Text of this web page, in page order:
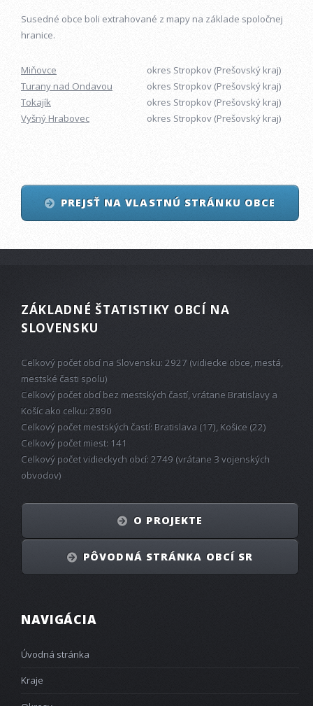
Susedné obce boli extrahované z mapy na základe spoločnej
hranice.
Miňovce
okres Stropkov (Prešovský kraj)
Turany nad Ondavou
okres Stropkov (Prešovský kraj)
Tokajík
okres Stropkov (Prešovský kraj)
Vyšný Hrabovec
okres Stropkov (Prešovský kraj)
PREJSŤ NA VLASTNÚ STRÁNKU OBCE
NAVIGÁCIA
Úvodná stránka
Kraje
ZÁKLADNÉ ŠTATISTIKY OBCÍ NA
SLOVENSKU
Celkový počet obcí na Slovensku: 2927 (vidiecke obce, mestá,
mestské časti spolu)
Celkový počet obcí bez mestských častí, vrátane Bratislavy a
Košíc ako celku: 2890
Celkový počet mestských častí: Bratislava (17), Košice (22)
Celkový počet miest: 141
Celkový počet vidieckych obcí: 2749 (vrátane 3 vojenských
obvodov)
O PROJEKTE
PÔVODNÁ STRÁNKA OBCÍ SR